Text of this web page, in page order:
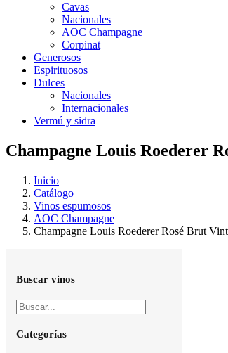
Cavas
Nacionales
AOC Champagne
Corpinat
Generosos
Espirituosos
Dulces
Nacionales
Internacionales
Vermú y sidra
Champagne Louis Roederer
Inicio
Catálogo
Vinos espumosos
AOC Champagne
Champagne Louis Roederer Rosé Brut
Buscar vinos
Categorías